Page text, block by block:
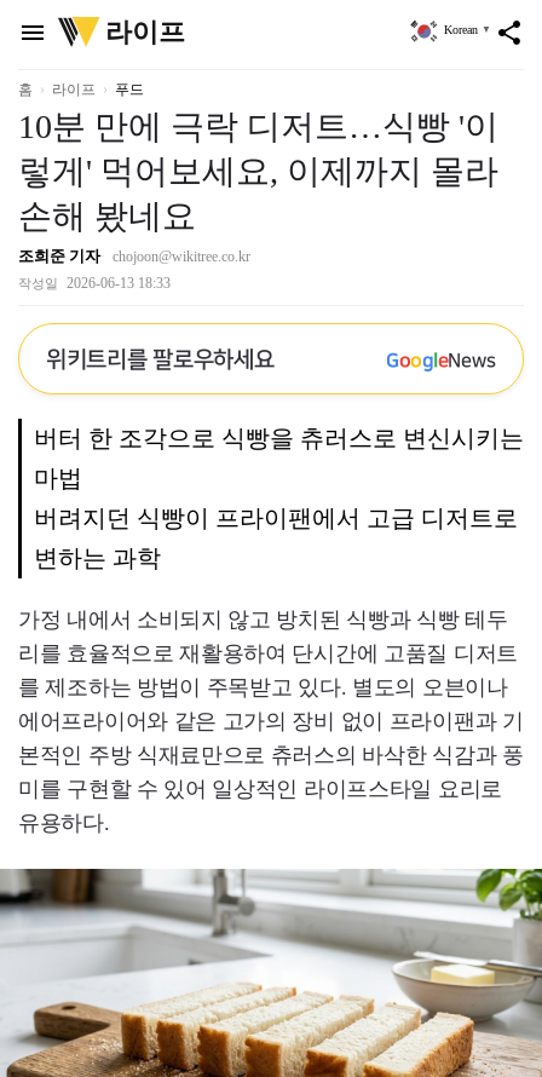
menu
위
키
리
라이프 share
Korean ▼
홈 라이프 푸드
10분 만에 극락 디저트…식빵 '이
렇게' 먹어보세요, 이제까지 몰라
손해 봤네요
조희준 기자 chojoon@wikitree.co.kr
작성일 2026-06-13 18:33
위키트리를 팔로우하세요 GoogleNews
버터 한 조각으로 식빵을 츄러스로 변신시키는
마법
버려지던 식빵이 프라이팬에서 고급 디저트로
변하는 과학
가정 내에서 소비되지 않고 방치된 식빵과 식빵 테두
리를 효율적으로 재활용하여 단시간에 고품질 디저트
를 제조하는 방법이 주목받고 있다. 별도의 오븐이나
에어프라이어와 같은 고가의 장비 없이 프라이팬과 기
본적인 주방 식재료만으로 츄러스의 바삭한 식감과 풍
미를 구현할 수 있어 일상적인 라이프스타일 요리로
유용하다.